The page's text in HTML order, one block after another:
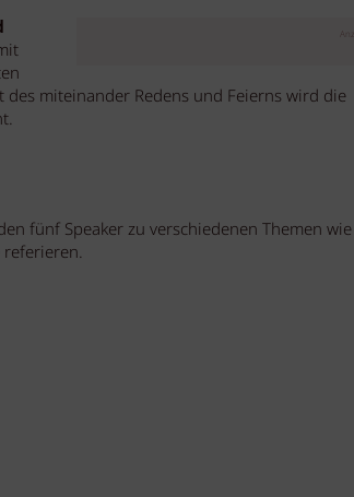
miteinander Redens und Feierns wird die
fünf Speaker zu verschiedenen Themen wie